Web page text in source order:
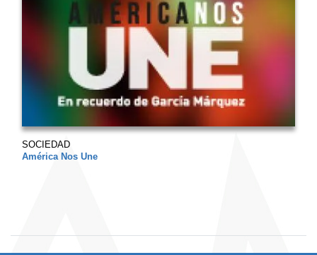
SOCIEDAD
América Nos Une